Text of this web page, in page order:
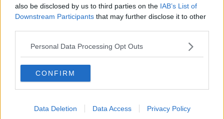
also be disclosed by us to third parties on the IAB’s List of
Downstream Participants that may further disclose it to other
Personal Data Processing Opt Outs
CONFIRM
Data Deletion Data Access Privacy Policy
Se vuoi leggere le notizie principali della Toscana iscriviti alla
Newsletter QUInews - ToscanaMedia.Arriva gratis tutti i giorni
alle 20:00 direttamente nella tua casella di posta.
Basta cliccareQUI